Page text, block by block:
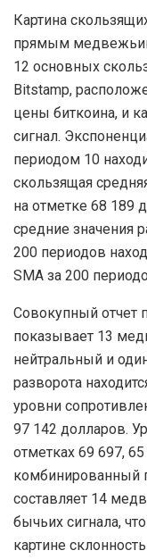
Картина
прямым
12 основных
Bitstamp,
цены биткоина, и
сигнал.
периодом 10
скользящая
на отметке 68 189
средние значения
200 периодов
SMA за 200
Совокупный отчет
показывает 13
нейтральный и
разворота
уровни
97 142 долларов.
отметках 69 697,
комбинированный
составляет 14
бычьих сигнала,
картине